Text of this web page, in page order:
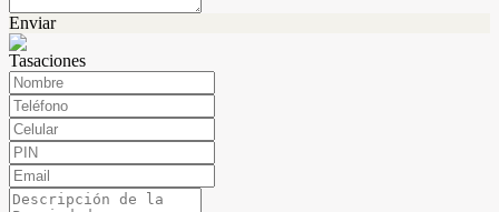
Enviar
Tasaciones